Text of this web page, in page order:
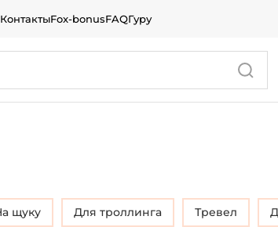
КонтактыFox-bonusFAQГуру
На щуку Для троллинга Тревел